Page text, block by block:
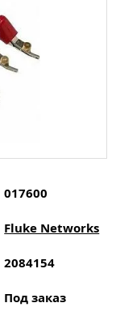
017600
Fluke Networks
2084154
Под заказ